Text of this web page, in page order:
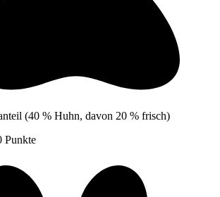
(40 % Huhn, davon 20 % frisch)
Punkte